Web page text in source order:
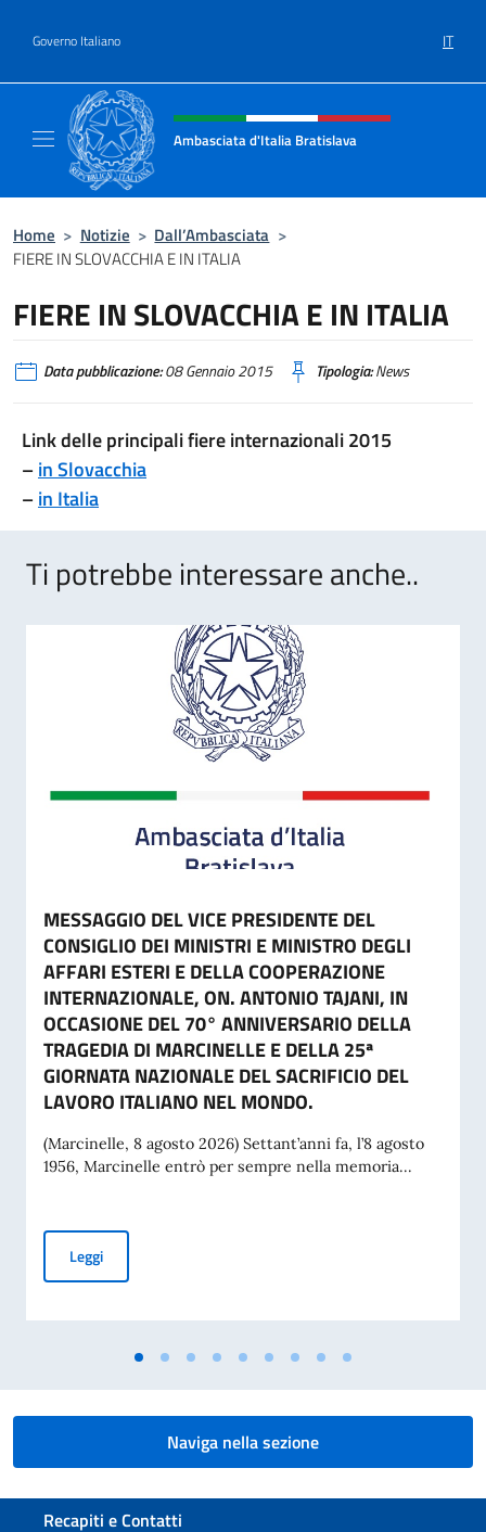
Governo Italiano IT
Intestazione sito, social e menù
Ambasciata d'Italia Bratislava
Home > Notizie > Dall’Ambasciata >
FIERE IN SLOVACCHIA E IN ITALIA
FIERE IN SLOVACCHIA E IN ITALIA
Data pubblicazione:08 Gennaio 2015 Tipologia:News
Link delle principali fiere internazionali 2015
– in Slovacchia
– in Italia
Ti potrebbe interessare anche..
MESSAGGIO DEL VICE PRESIDENTE DEL
CONSIGLIO DEI MINISTRI E MINISTRO DEGLI
AFFARI ESTERI E DELLA COOPERAZIONE
INTERNAZIONALE, ON. ANTONIO TAJANI, IN
OCCASIONE DEL 70° ANNIVERSARIO DELLA
TRAGEDIA DI MARCINELLE E DELLA 25ª
GIORNATA NAZIONALE DEL SACRIFICIO DEL
LAVORO ITALIANO NEL MONDO.
(Marcinelle, 8 agosto 2026) Settant’anni fa, l’8 agosto
1956, Marcinelle entrò per sempre nella memoria...
LeggiMESSAGGIO DEL VICE PRESIDENTE DEL CONSIGLIO DEI
Naviga nella sezione
Sezione footer
Recapiti e Contatti